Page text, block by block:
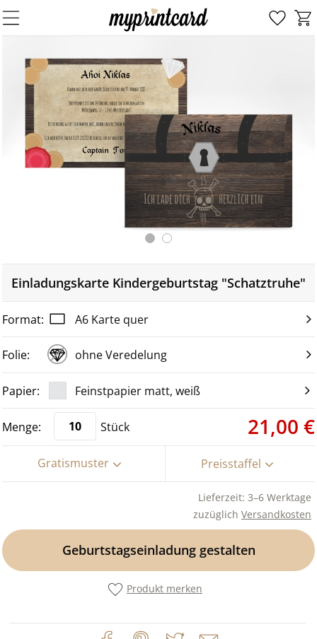
Einladungskarte Kindergeburtstag "Schatztruhe"
A6 Karte quer
ohne Veredelung
Feinstpapier matt, weiß
Stück 21,00 €
Gratismuster Preisstaffel
Lieferzeit: 3–6 Werktage
zuzüglich Versandkosten
Geburtstagseinladung gestalten
Produkt merken